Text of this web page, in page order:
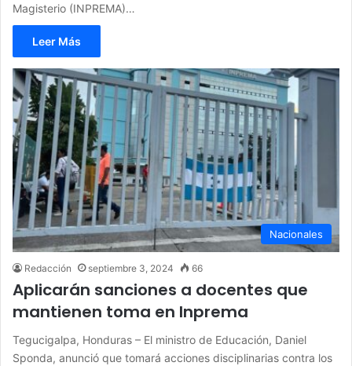
Magisterio (INPREMA)…
Leer Más
Nacionales
Redacción septiembre 3, 2024 66
Aplicarán sanciones a docentes que
mantienen toma en Inprema
Tegucigalpa, Honduras – El ministro de Educación, Daniel
Sponda, anunció que tomará acciones disciplinarias contra los